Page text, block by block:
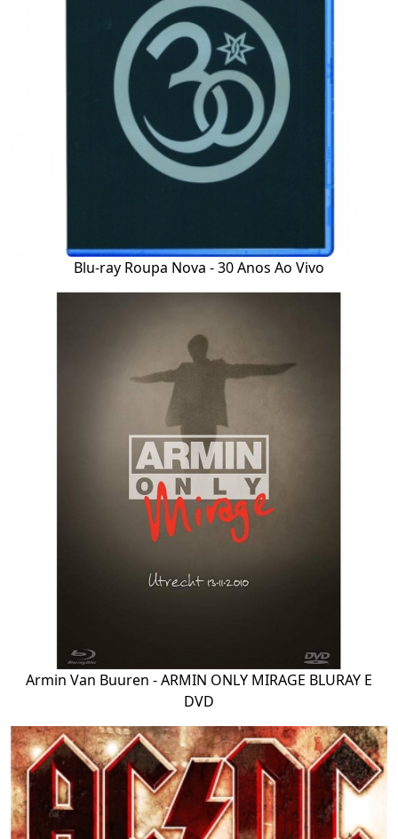
Blu-ray Roupa Nova - 30 Anos Ao Vivo
Armin Van Buuren - ARMIN ONLY MIRAGE BLURAY E
DVD